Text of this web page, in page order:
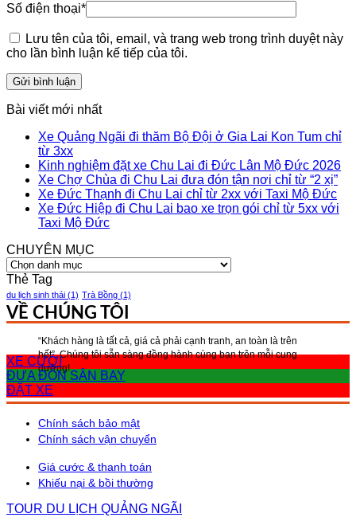
Số điện thoại*
Lưu tên của tôi, email, và trang web trong trình duyệt này
cho lần bình luận kế tiếp của tôi.
Bài viết mới nhất
Xe Quảng Ngãi đi thăm Bộ Đội ở Gia Lai Kon Tum chỉ
từ 3xx
Kinh nghiệm đặt xe Chu Lai đi Đức Lân Mộ Đức 2026
Xe Chợ Chùa đi Chu Lai đưa đón tận nơi chỉ từ “2 xị”
Xe Đức Thạnh đi Chu Lai chỉ từ 2xx với Taxi Mộ Đức
Xe Đức Hiệp đi Chu Lai bao xe trọn gói chỉ từ 5xx với
Taxi Mộ Đức
CHUYÊN MỤC
CHUYÊN
MỤC
Thẻ Tag
du lịch sinh thái (1) Trà Bồng (1)
VỀ CHÚNG TÔI
“Khách hàng là tất cả, giá cả phải cạnh tranh, an toàn là trên
hết”, Chúng tôi sẵn sàng đồng hành cùng bạn trên mỗi cung
đường!
XE CƯỚI
ĐƯA ĐÓN SÂN BAY
ĐẶT XE
Chính sách bảo mật
Chính sách vận chuyển
Giá cước & thanh toán
Khiếu nại & bồi thường
TOUR DU LỊCH QUẢNG NGÃI